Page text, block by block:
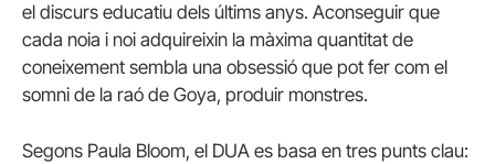
el discurs educatiu dels últims anys. Aconseguir que
cada noia i noi adquireixin la màxima quantitat de
coneixement sembla una obsessió que pot fer com el
somni de la raó de Goya, produir monstres.
Segons Paula Bloom, el DUA es basa en tres punts clau: